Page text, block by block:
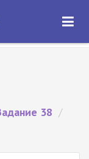
ОТКРЫТЬ
38 /